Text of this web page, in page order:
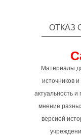
ОТКАЗ
Материалы
источников
актуальность и
мнение
версией